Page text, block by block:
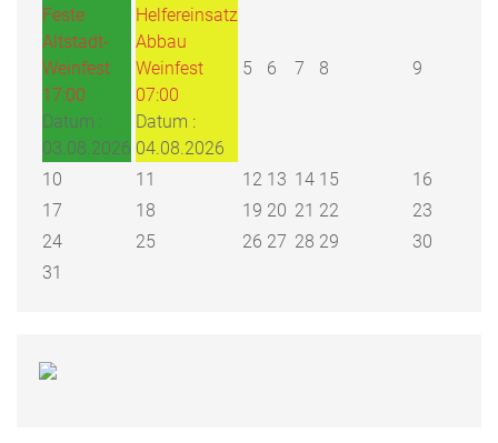
Feste
Altstadt-
Weinfest
17:00
Datum :
03.08.2026
Helfereinsatz
Abbau
Weinfest
07:00
Datum :
04.08.2026
5 6 7 8 9
10 11 12 13 14 15
16
17
18 19 20 21 22
23
24
25 26 27 28 29
30
31